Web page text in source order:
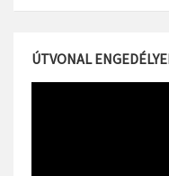
ÚTVONAL